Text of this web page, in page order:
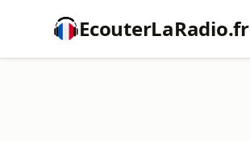
EcouterLaRadio.fr